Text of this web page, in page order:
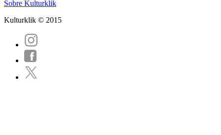
Sobre Kulturklik
Kulturklik © 2015